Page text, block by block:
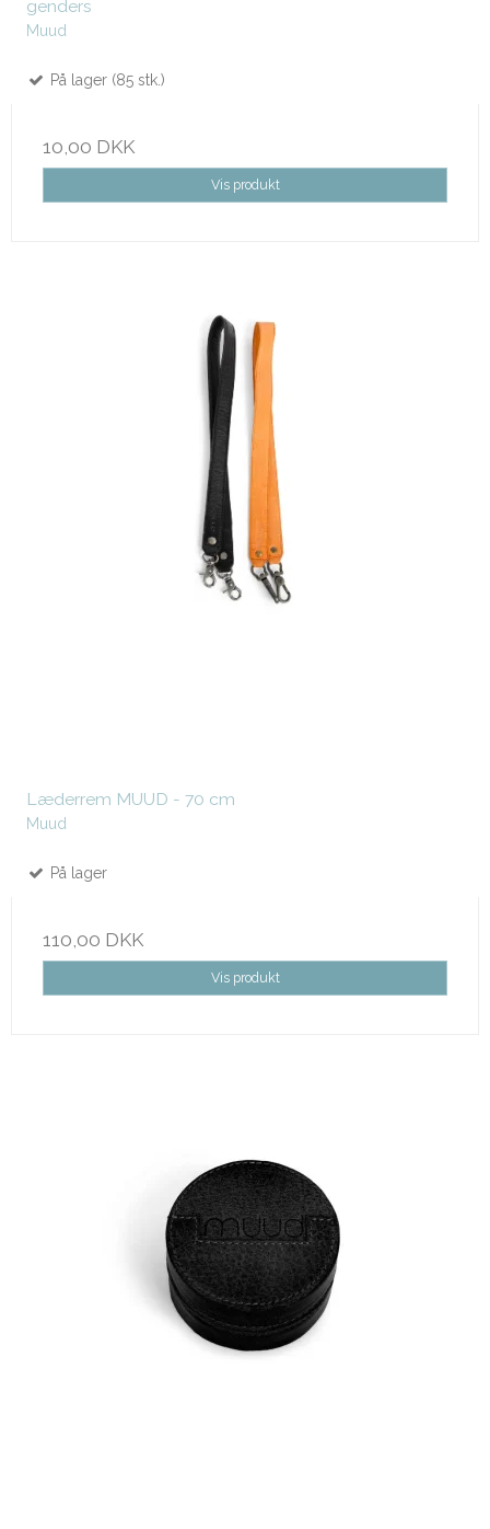
genders
Muud
På lager (85 stk.)
10,00 DKK
Vis produkt
Læderrem MUUD - 70 cm
Muud
På lager
110,00 DKK
Vis produkt